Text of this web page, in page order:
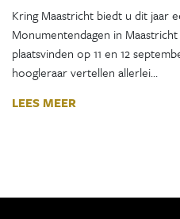
Kring Maastricht biedt u dit jaar
Monumentendagen in
plaatsvinden op 11 en 12
hoogleraar vertellen allerlei…
LEES MEER